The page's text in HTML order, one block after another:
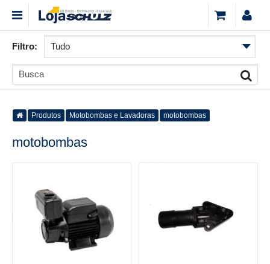
Filtro:
Produtos Motobombas e Lavadoras motobombas
motobombas